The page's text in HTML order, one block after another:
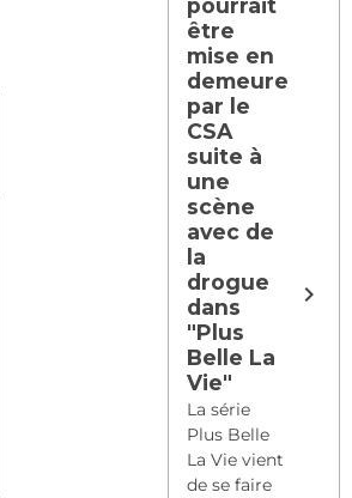
pourrait
être
mise en
demeure
par le
CSA
suite à
une
scène
avec de
la
drogue
dans
"Plus
Belle La
Vie"
La série
Plus Belle
La Vie vient
de se faire